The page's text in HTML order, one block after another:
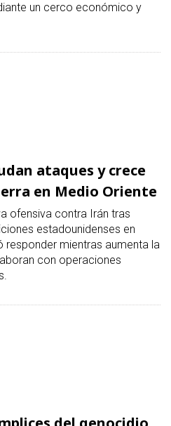
un cerco económico y
ataques y crece
en Medio Oriente
ofensiva contra Irán tras
estadounidenses en
responder mientras aumenta la
con operaciones